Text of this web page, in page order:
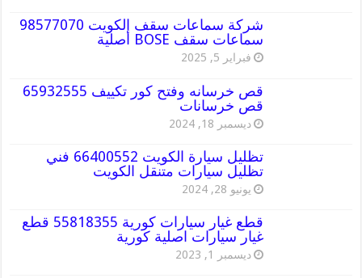
شركة سماعات سقف الكويت 98577070
سماعات سقف BOSE أصلية
فبراير 5, 2025
قص خرسانه وفتح كور تكييف 65932555
قص خرسانات
ديسمبر 18, 2024
تظليل سيارة الكويت 66400552 فني
تظليل سيارات متنقل الكويت
يونيو 28, 2024
قطع غيار سيارات كورية 55818355 قطع
غيار سيارات اصلية كورية
ديسمبر 1, 2023